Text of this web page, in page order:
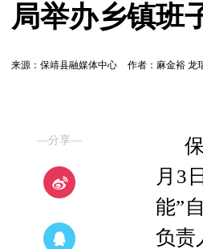
局举办乡镇班
来源：保靖县融媒体中心 作者：麻金裕 龙
—分享—
月3
能”
负责